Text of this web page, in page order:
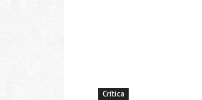
Crítica